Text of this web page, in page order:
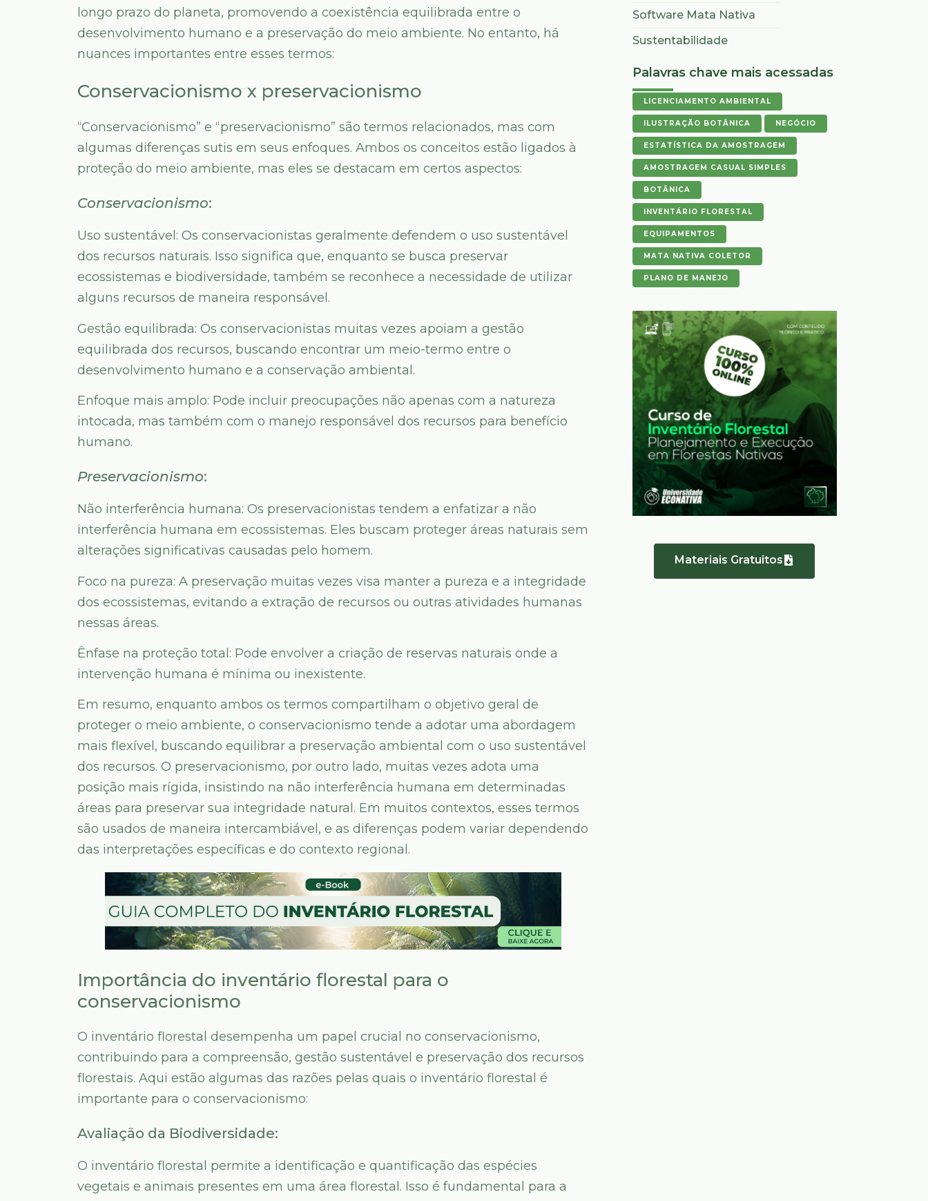
longo prazo do planeta, promovendo a coexistência equilibrada entre o
desenvolvimento humano e a preservação do meio ambiente. No entanto, há
nuances importantes entre esses termos:
Conservacionismo x preservacionismo
“Conservacionismo” e “preservacionismo” são termos relacionados, mas com
algumas diferenças sutis em seus enfoques. Ambos os conceitos estão ligados à
proteção do meio ambiente, mas eles se destacam em certos aspectos:
Conservacionismo:
Uso sustentável: Os conservacionistas geralmente defendem o uso sustentável
dos recursos naturais. Isso significa que, enquanto se busca preservar
ecossistemas e biodiversidade, também se reconhece a necessidade de utilizar
alguns recursos de maneira responsável.
Gestão equilibrada: Os conservacionistas muitas vezes apoiam a gestão
equilibrada dos recursos, buscando encontrar um meio-termo entre o
desenvolvimento humano e a conservação ambiental.
Enfoque mais amplo: Pode incluir preocupações não apenas com a natureza
intocada, mas também com o manejo responsável dos recursos para benefício
humano.
Preservacionismo:
Não interferência humana: Os preservacionistas tendem a enfatizar a não
interferência humana em ecossistemas. Eles buscam proteger áreas naturais sem
alterações significativas causadas pelo homem.
Foco na pureza: A preservação muitas vezes visa manter a pureza e a integridade
dos ecossistemas, evitando a extração de recursos ou outras atividades humanas
nessas áreas.
Ênfase na proteção total: Pode envolver a criação de reservas naturais onde a
intervenção humana é mínima ou inexistente.
Em resumo, enquanto ambos os termos compartilham o objetivo geral de
proteger o meio ambiente, o conservacionismo tende a adotar uma abordagem
mais flexível, buscando equilibrar a preservação ambiental com o uso sustentável
dos recursos. O preservacionismo, por outro lado, muitas vezes adota uma
posição mais rígida, insistindo na não interferência humana em determinadas
áreas para preservar sua integridade natural. Em muitos contextos, esses termos
são usados de maneira intercambiável, e as diferenças podem variar dependendo
das interpretações específicas e do contexto regional.
Importância do inventário florestal para o
conservacionismo
O inventário florestal desempenha um papel crucial no conservacionismo,
contribuindo para a compreensão, gestão sustentável e preservação dos recursos
florestais. Aqui estão algumas das razões pelas quais o inventário florestal é
importante para o conservacionismo:
Avaliação da Biodiversidade:
O inventário florestal permite a identificação e quantificação das espécies
vegetais e animais presentes em uma área florestal. Isso é fundamental para a
Software Mata Nativa
Sustentabilidade
Palavras chave mais acessadas
LICENCIAMENTO AMBIENTAL
ILUSTRAÇÃO BOTÂNICA NEGÓCIO
ESTATÍSTICA DA AMOSTRAGEM
AMOSTRAGEM CASUAL SIMPLES
BOTÂNICA
INVENTÁRIO FLORESTAL
EQUIPAMENTOS
MATA NATIVA COLETOR
PLANO DE MANEJO
Materiais Gratuitos